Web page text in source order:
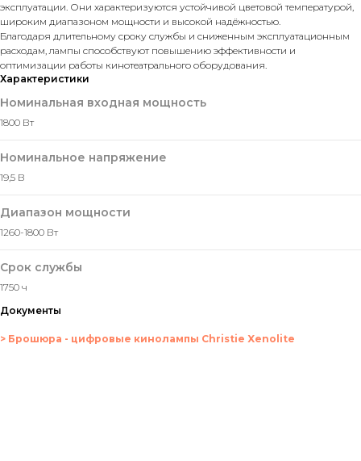
эксплуатации. Они характеризуются устойчивой цветовой температурой,
широким диапазоном мощности и высокой надёжностью.
Благодаря длительному сроку службы и сниженным эксплуатационным
расходам, лампы способствуют повышению эффективности и
оптимизации работы кинотеатрального оборудования.
Характеристики
Номинальная входная мощность
1800 Вт
Номинальное напряжение
19,5 В
Диапазон мощности
1260-1800 Вт
Срок службы
1750 ч
Документы
> Брошюра - цифровые кинолампы Christie Xenolite